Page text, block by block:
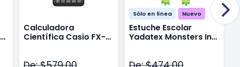
Calculadora
Científica Casio FX-
Sólo en línea Nuevo
Estuche Escolar
Yadatex Monsters Inc